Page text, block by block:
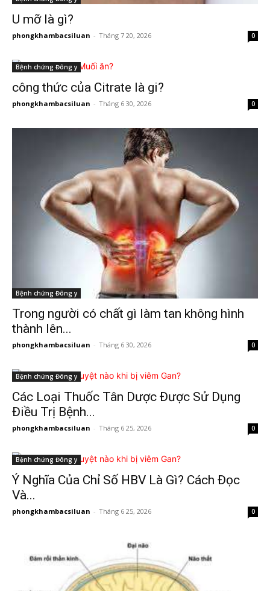
U mỡ là gì?
phongkhambacsiluan - Tháng 7 20, 2026 0
Bệnh chứng Đông y
công thức của Citrate là gi?
phongkhambacsiluan - Tháng 6 30, 2026 0
Bệnh chứng Đông y
Trong người có chất gì làm tan không hình
thành lên...
phongkhambacsiluan - Tháng 6 30, 2026 0
Bệnh chứng Đông y
Các Loại Thuốc Tân Dược Được Sử Dụng
Điều Trị Bệnh...
phongkhambacsiluan - Tháng 6 25, 2026 0
Bệnh chứng Đông y
Ý Nghĩa Của Chỉ Số HBV Là Gì? Cách Đọc
Và...
phongkhambacsiluan - Tháng 6 25, 2026 0